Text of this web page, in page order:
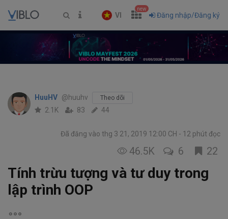
VI
new
Đăng nhập/Đăng ký
HuuHV @huuhv Theo dõi
2.1K 83 44
Đã đăng vào thg 3 21, 2019 12:00 CH 12 phút đọc
46.5K 6 22
Tính trừu tượng và tư duy trong
lập trình OOP